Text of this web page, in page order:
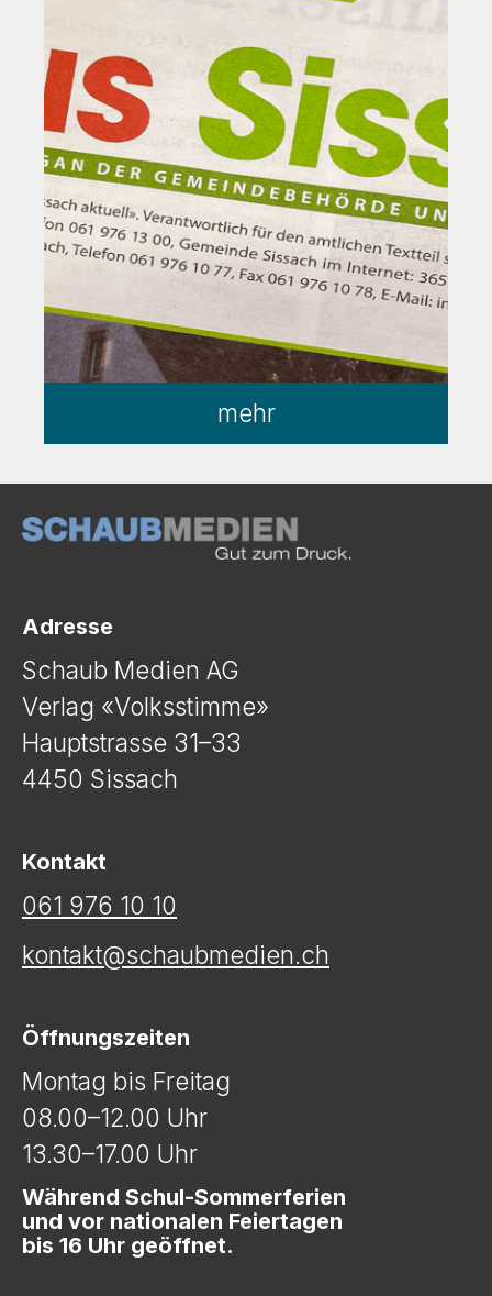
mehr
Adresse
Schaub Medien AG
Verlag «Volksstimme»
Hauptstrasse 31–33
4450 Sissach
Kontakt
061 976 10 10
kontakt@schaubmedien.ch
Öffnungszeiten
Montag bis Freitag
08.00–12.00 Uhr
13.30–17.00 Uhr
Während Schul-Sommerferien
und vor nationalen Feiertagen
bis 16 Uhr geöffnet.